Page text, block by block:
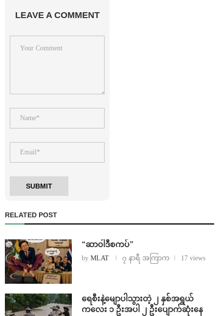
LEAVE A COMMENT
RELATED POST
“ဆာဝါဒီစကပ်”
by MLAT ၇ နာရီ အကြာက 17 views
ရေစီးနဲ့မျောပါသွားတဲ့ ၂ နှစ်အရွယ်
ကလေး ၁ ဦးအပါ ၂ ဦးပျောက်ဆုံးနေ